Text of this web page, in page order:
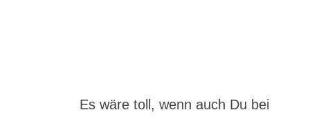
Es wäre toll, wenn auch Du bei